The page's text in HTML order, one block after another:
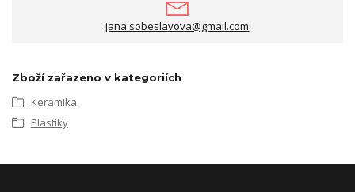
jana.sobeslavova@gmail.com
Zboží zařazeno v kategoriích
Keramika
Plastiky